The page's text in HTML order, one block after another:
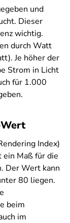
und
Dieser
wichtig.
durch Watt
Je höher der
Strom in Licht
für 1.000
Index)
ein Maß für die
Der Wert kann
80 liegen.
beim
im